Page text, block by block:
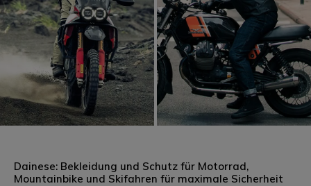
RACING SPORT
Dainese: Bekleidung und Schutz für Motorrad,
Mountainbike und Skifahren für maximale Sicherheit